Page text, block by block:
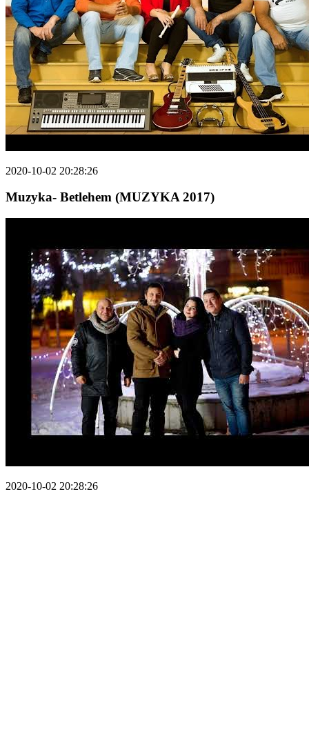
2020-10-02 20:28:26
Muzyka- Betlehem (MUZYKA 2017)
2020-10-02 20:28:26